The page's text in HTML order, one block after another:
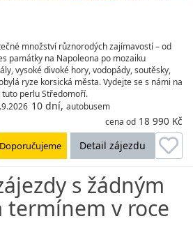
množství různorodých zajímavostí – od
památky na Napoleona po mozaiku
vysoké divoké hory, vodopády, soutěsky,
ryze korsická města. Vydejte se s námi na
tuto perlu Středomoří.
10 dní, autobusem
cena od 18 990 Kč
Detail zájezdu
Doporučujeme
s žádným
v roce